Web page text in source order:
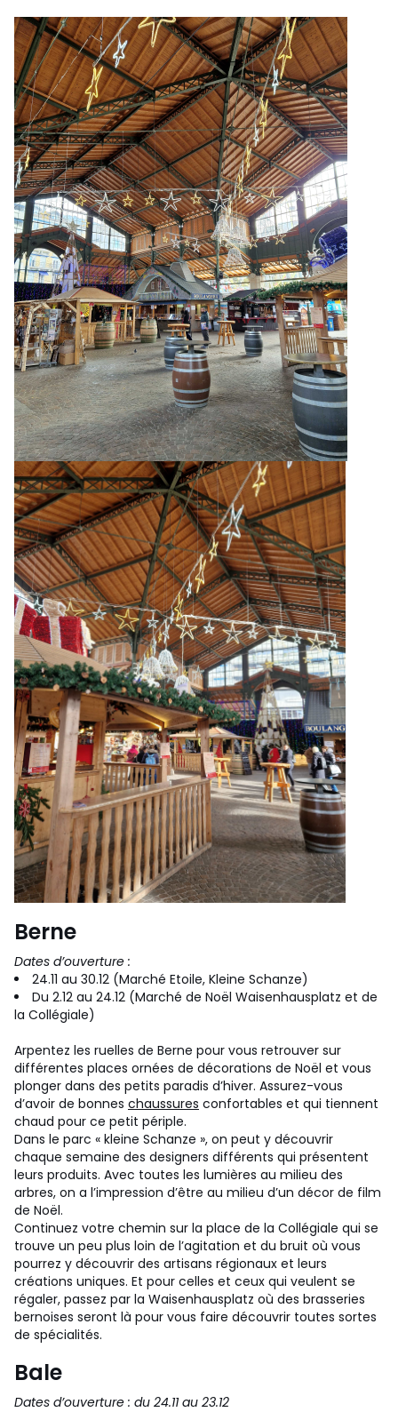
Berne
Dates d’ouverture :
24.11 au 30.12 (Marché Etoile, Kleine Schanze)
Du 2.12 au 24.12 (Marché de Noël Waisenhausplatz et de
la Collégiale)
Arpentez les ruelles de Berne pour vous retrouver sur
différentes places ornées de décorations de Noël et vous
plonger dans des petits paradis d’hiver. Assurez-vous
d’avoir de bonnes chaussures confortables et qui tiennent
chaud pour ce petit périple.
Dans le parc « kleine Schanze », on peut y découvrir
chaque semaine des designers différents qui présentent
leurs produits. Avec toutes les lumières au milieu des
arbres, on a l’impression d’être au milieu d’un décor de film
de Noël.
Continuez votre chemin sur la place de la Collégiale qui se
trouve un peu plus loin de l’agitation et du bruit où vous
pourrez y découvrir des artisans régionaux et leurs
créations uniques. Et pour celles et ceux qui veulent se
régaler, passez par la Waisenhausplatz où des brasseries
bernoises seront là pour vous faire découvrir toutes sortes
de spécialités.
Bale
Dates d’ouverture : du 24.11 au 23.12